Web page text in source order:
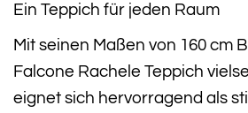
Ein Teppich für jeden Raum
Mit seinen Maßen von 160 cm
Falcone Rachele Teppich
eignet sich hervorragend als